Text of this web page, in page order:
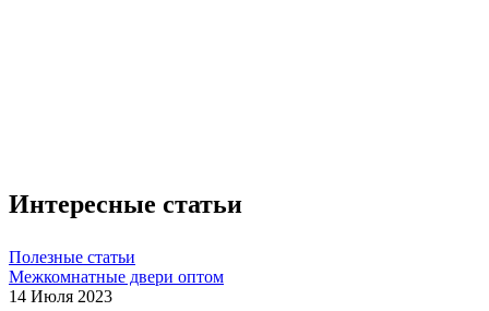
Интересные статьи
Полезные статьи
Межкомнатные двери оптом
14 Июля 2023